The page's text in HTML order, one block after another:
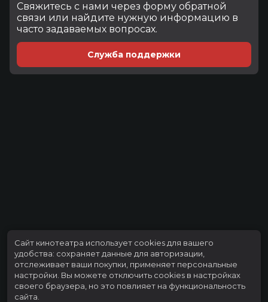
Cвяжитесь с нами через форму обратной
связи или найдите нужную информацию в
часто задаваемых вопросах.
Служба поддержки
Сайт кинотеатра использует cookies для вашего
удобства: сохраняет данные для авторизации,
отслеживает ваши покупки, применяет персональные
настройки. Вы можете отключить cookies в настройках
своего браузера, но это повлияет на функциональность
сайта.